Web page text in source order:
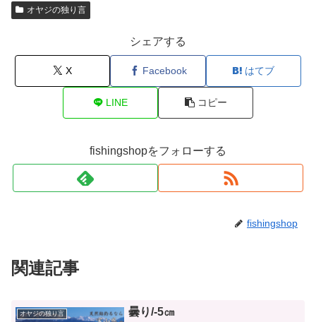
オヤジの独り言
シェアする
X Facebook はてブ
LINE コピー
fishingshopをフォローする
fishingshop
関連記事
オヤジの独り言 曇り/-5㎝